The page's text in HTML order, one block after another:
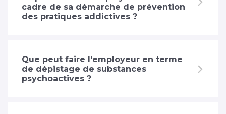
cadre de sa démarche de prévention
des pratiques addictives ?
Que peut faire l'employeur en terme
de dépistage de substances
psychoactives ?